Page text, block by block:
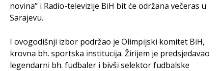
novina” i Radio-televizije BiH bit će održana večeras u
Sarajevu.
I ovogodišnji izbor podržao je Olimpijski komitet BiH,
krovna bh. sportska institucija. Žirijem je predsjedavao
legendarni bh. fudbaler i bivši selektor fudbalske